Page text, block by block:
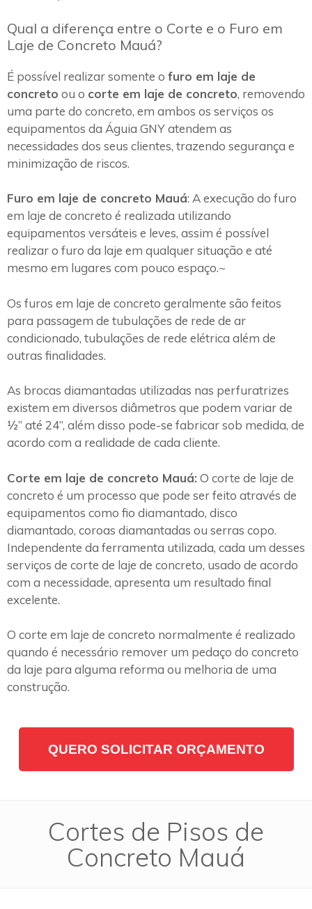
Qual a diferença entre o Corte e o Furo em
Laje de Concreto Mauá?
É possível realizar somente o furo em laje de
concreto ou o corte em laje de concreto, removendo
uma parte do concreto, em ambos os serviços os
equipamentos da Águia GNY atendem as
necessidades dos seus clientes, trazendo segurança e
minimização de riscos.
Furo em laje de concreto Mauá: A execução do furo
em laje de concreto é realizada utilizando
equipamentos versáteis e leves, assim é possível
realizar o furo da laje em qualquer situação e até
mesmo em lugares com pouco espaço.~
Os furos em laje de concreto geralmente são feitos
para passagem de tubulações de rede de ar
condicionado, tubulações de rede elétrica além de
outras finalidades.
As brocas diamantadas utilizadas nas perfuratrizes
existem em diversos diâmetros que podem variar de
½” até 24”, além disso pode-se fabricar sob medida, de
acordo com a realidade de cada cliente.
Corte em laje de concreto Mauá: O corte de laje de
concreto é um processo que pode ser feito através de
equipamentos como fio diamantado, disco
diamantado, coroas diamantadas ou serras copo.
Independente da ferramenta utilizada, cada um desses
serviços de corte de laje de concreto, usado de acordo
com a necessidade, apresenta um resultado final
excelente.
O corte em laje de concreto normalmente é realizado
quando é necessário remover um pedaço do concreto
da laje para alguma reforma ou melhoria de uma
construção.
QUERO SOLICITAR ORÇAMENTO
Cortes de Pisos de
Concreto Mauá